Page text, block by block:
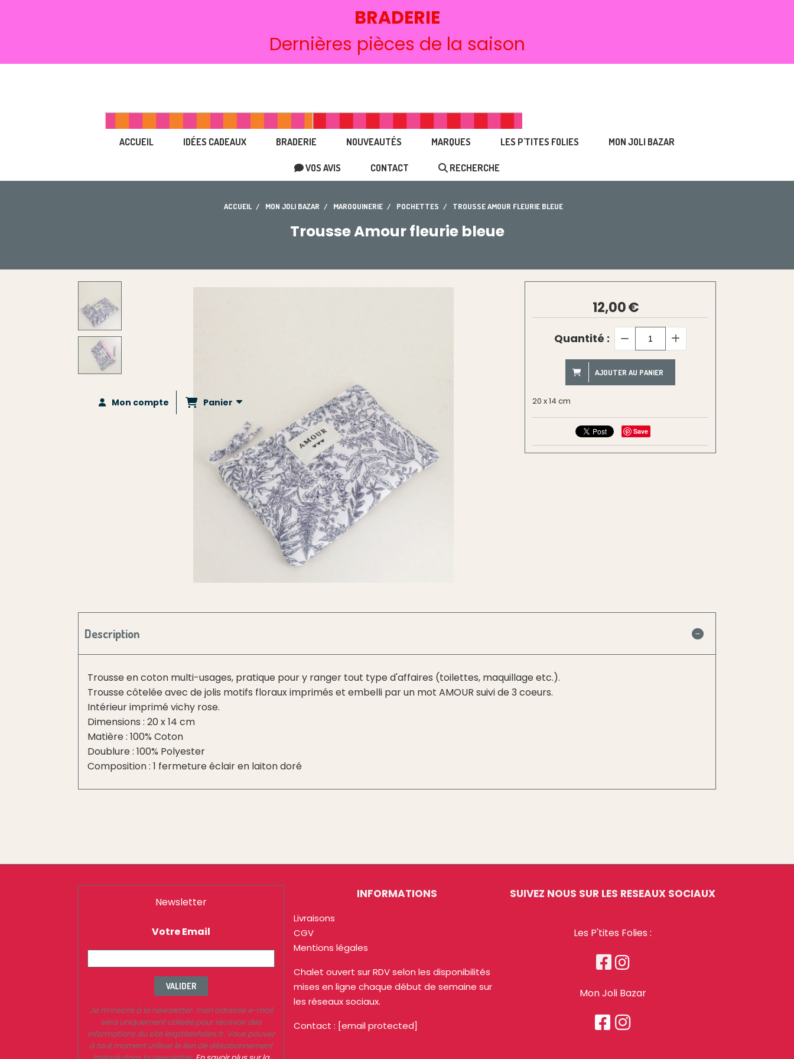
BRADERIE
Dernières pièces de la saison
Mon compte Panier
ACCUEIL IDÉES CADEAUX BRADERIE NOUVEAUTÉS MARQUES LES P'TITES FOLIES MON JOLI BAZAR
VOS AVIS CONTACT RECHERCHE
ACCUEIL MON JOLI BAZAR MAROQUINERIE POCHETTES TROUSSE AMOUR FLEURIE BLEUE
Trousse Amour fleurie bleue
12,00€
Quantité :
AJOUTER AU PANIER
20 x 14 cm
Save
Description
Trousse en coton multi-usages, pratique pour y ranger tout type d'affaires (toilettes, maquillage etc.).
Trousse côtelée avec de jolis motifs floraux imprimés et embelli par un mot AMOUR suivi de 3 coeurs.
Intérieur imprimé vichy rose.
Dimensions : 20 x 14 cm
Matière : 100% Coton
Doublure : 100% Polyester
Composition : 1 fermeture éclair en laiton doré
Newsletter
Votre Email
VALIDER
Je m’inscris à la newsletter. mon adresse e-mail
sera uniquement utilisée pour recevoir des
informations du site lesptitesfolies.fr. Vous pouvez
à tout moment utiliser le lien de désabonnement
INFORMATIONS
Livraisons
CGV
Mentions légales
Chalet ouvert sur RDV selon les disponibilités
mises en ligne chaque début de semaine sur
les réseaux sociaux.
Contact : [email protected]
SUIVEZ NOUS SUR LES RESEAUX SOCIAUX
Les P'tites Folies :
 
Mon Joli Bazar
 